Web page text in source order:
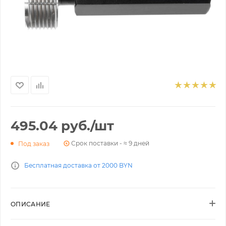
495.04 руб./шт
Под заказ Срок поставки - ≈ 9 дней
Бесплатная доставка от 2000 BYN
ОПИСАНИЕ